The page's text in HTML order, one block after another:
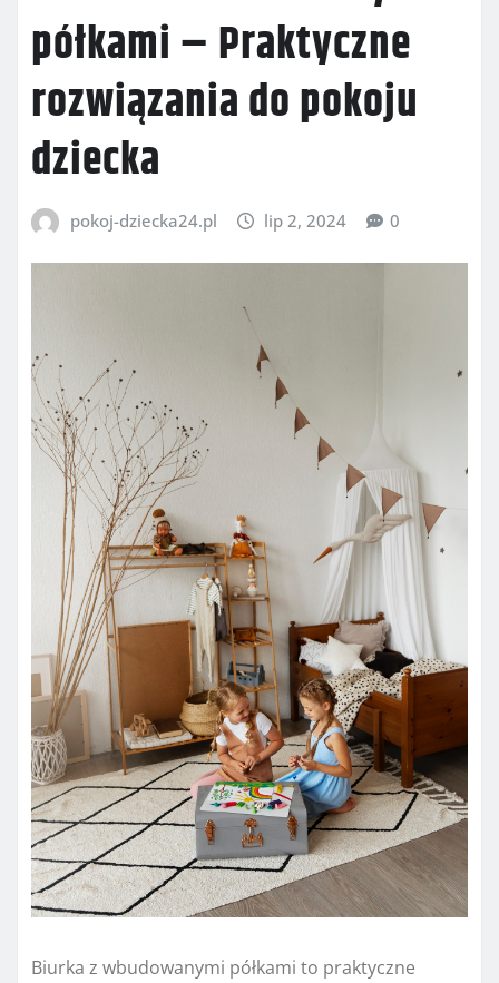
półkami – Praktyczne
rozwiązania do pokoju
dziecka
pokoj-dziecka24.pl lip 2, 2024 0
Biurka z wbudowanymi półkami to praktyczne